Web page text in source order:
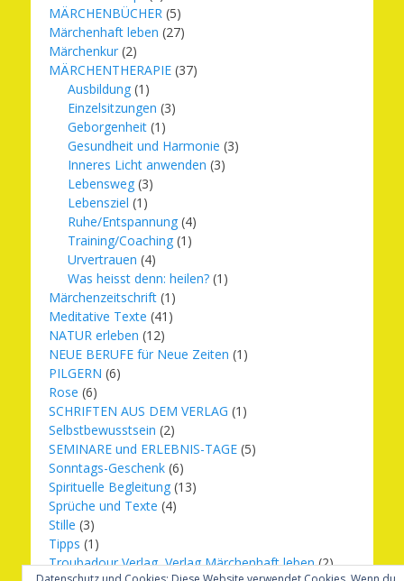
MÄRCHENBÜCHER (5)
Märchenhaft leben (27)
Märchenkur (2)
MÄRCHENTHERAPIE (37)
Ausbildung (1)
Einzelsitzungen (3)
Geborgenheit (1)
Gesundheit und Harmonie (3)
Inneres Licht anwenden (3)
Lebensweg (3)
Lebensziel (1)
Ruhe/Entspannung (4)
Training/Coaching (1)
Urvertrauen (4)
Was heisst denn: heilen? (1)
Märchenzeitschrift (1)
Meditative Texte (41)
NATUR erleben (12)
NEUE BERUFE für Neue Zeiten (1)
PILGERN (6)
Rose (6)
SCHRIFTEN AUS DEM VERLAG (1)
Selbstbewusstsein (2)
SEMINARE und ERLEBNIS-TAGE (5)
Sonntags-Geschenk (6)
Spirituelle Begleitung (13)
Sprüche und Texte (4)
Stille (3)
Tipps (1)
Troubadour Verlag, Verlag Märchenhaft leben(2)